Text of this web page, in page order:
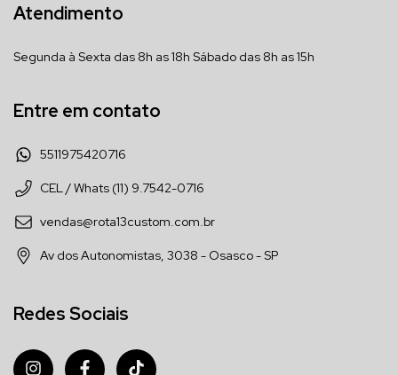
Atendimento
Segunda à Sexta das 8h as 18h Sábado das 8h as 15h
Entre em contato
5511975420716
CEL / Whats (11) 9.7542-0716
vendas@rota13custom.com.br
Av dos Autonomistas, 3038 - Osasco - SP
Redes Sociais